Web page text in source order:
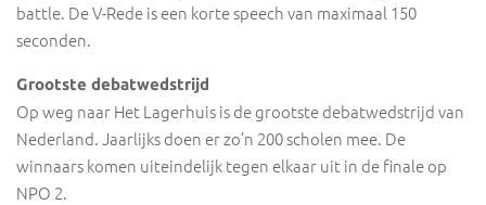
battle. De V-Rede is een korte speech van maximaal 150
seconden.
Grootste debatwedstrijd
Op weg naar Het Lagerhuis is de grootste debatwedstrijd van
Nederland. Jaarlijks doen er zo’n 200 scholen mee. De
winnaars komen uiteindelijk tegen elkaar uit in de finale op
NPO 2.